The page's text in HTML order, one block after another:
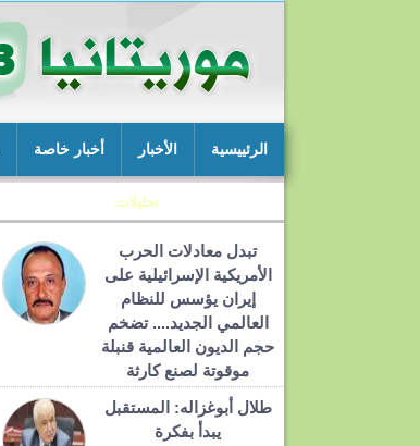
الرئييسية الأخبار أخبار خاصة
تحليلات
تبدل معادلات الحرب
الأمريكية الإسرائيلية على
إيران يؤسس للنظام
العالمي الجديد.... تضخم
حجم الديون العالمية قنبلة
موقوتة لصنع كارثة
طلال أبوغزاله: المستقبل
يبدأ بفكرة